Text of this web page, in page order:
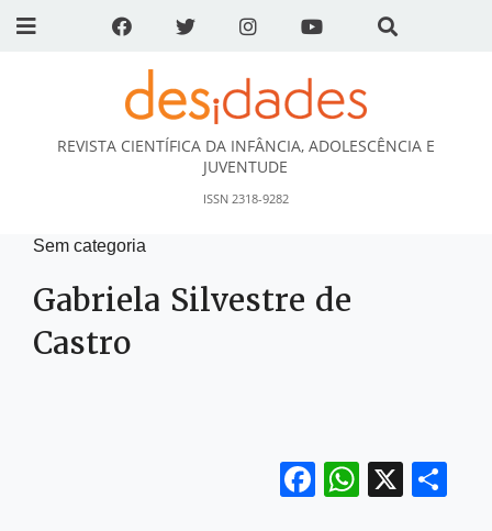
DESidades
REVISTA CIENTÍFICA DA INFÂNCIA, ADOLESCÊNCIA E
JUVENTUDE
ISSN 2318-9282
Sem categoria
Gabriela Silvestre de
Castro
Facebook
X